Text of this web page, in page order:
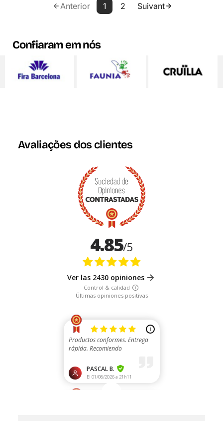
Anterior 1 2 Suivant
Confiaram em nós
Avaliações dos clientes